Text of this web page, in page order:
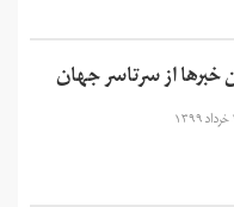
خبرها از سرتاسر جهان